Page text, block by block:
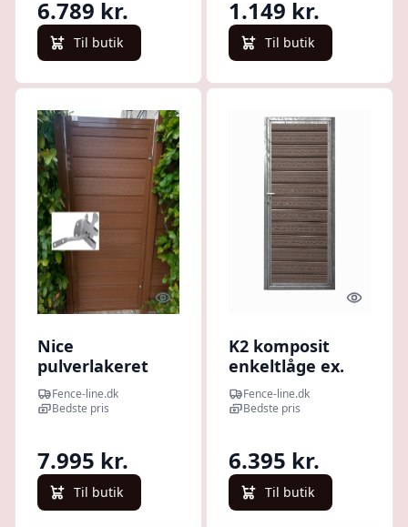
6.789 kr.
Til butik
1.149 kr.
Til butik
Quick look
Nice
pulverlakeret
sort komposit
enkeltlåge inkl.
højde Brun 90cm
kun m. glipfald
Højrehængt
Fence-line.dk
Bedste pris
7.995 kr.
Til butik
Quick
K2 komposit
enkeltlåge ex.
stolper 100cm i
bredden x den
180cm
Fence-line.dk
Bedste pris
6.395 kr.
Til butik